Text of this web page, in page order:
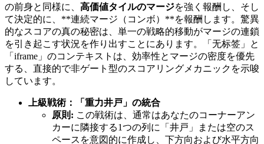
の前身と同様に、 高価値タイルのマージを強く報酬し、そし
て決定的に、**連続マージ（コンボ）**を報酬します。驚異
的なスコアの真の秘密は、単一の戦略的移動がマージの連鎖
を引き起こす状況を作り出すことにあります。「无标签」と
「iframe」のコンテキストは、効率性とマージの密度を優先
する、直接的で非ゲート型のスコアリングメカニックを示唆
しています。
上級戦術：「重力井戸」の統合
原則: この戦術は、通常はあなたのコーナーアン
カーに隣接する1つの列に「井戸」または空のス
ペースを意図的に作成し、下方向および水平方向